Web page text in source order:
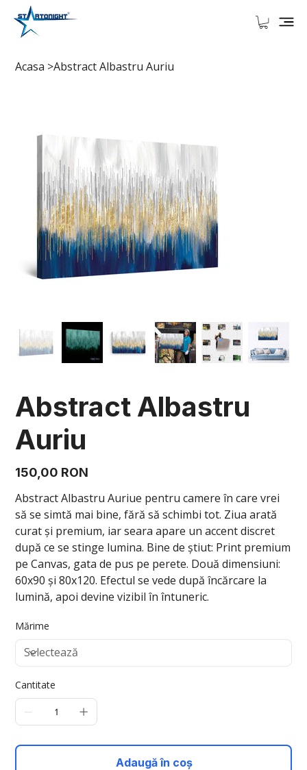
Acasa >Abstract Albastru Auriu
Abstract Albastru
Auriu
Preț
150,00 RON
Abstract Albastru Auriue pentru camere în care vrei
să se simtă mai bine, fără să schimbi tot. Ziua arată
curat și premium, iar seara apare un accent discret
după ce se stinge lumina. Bine de știut: Print premium
pe Canvas, gata de pus pe perete. Două dimensiuni:
60x90 și 80x120. Efectul se vede după încărcare la
lumină, apoi devine vizibil în întuneric.
Mărime
Cantitate
Adaugă în coș